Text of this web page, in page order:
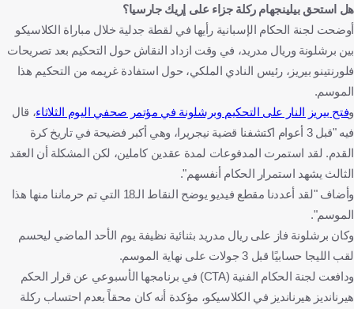
الدوري الإسباني
جود بيلينجهام إيريك جارسيا
كرة قدم
هل استحق بيلينجهام ركلة جزاء على إريك جارسيا؟
أوضحت لجنة الحكام الإسبانية رأيها في لقطة جدلية خلال مباراة الكلاسيكو
بين برشلونة وريال مدريد، في وقت ازداد النقاش حول التحكيم بعد تصريحات
فلورنتينو بيريز، رئيس النادي الملكي، حول استفادة غريمه من التحكيم هذا
الموسم.
وفتح بيريز النار على التحكيم وبرشلونة في مؤتمر صحفي اليوم الثلاثاء، قال
فيه "قبل 3 أعوام اكتشفنا قضية نيجريرا، وهي أكبر فضيحة في تاريخ كرة
القدم. لقد استمرت المدفوعات لمدة عقدين كاملين، لكن المشكلة أن العقد
الثالث يشهد استمرار الحكام أنفسهم".
وأضاف "لقد أعددنا مقطع فيديو يوضح النقاط الـ18 التي تم حرماننا منها هذا
الموسم".
وكان برشلونة فاز على ريال مدريد بثنائية نظيفة يوم الأحد الماضي ليحسم
لقب الليجا حسابيًا قبل 3 جولات على نهاية الموسم.
ودافعت لجنة الحكام الفنية (CTA) في برنامجها الأسبوعي عن قرار الحكم
هيرنانديز هيرنانديز في الكلاسيكو، مؤكدة أنه كان محقاً بعدم احتساب ركلة